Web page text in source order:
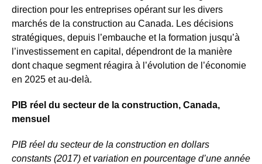
direction pour les entreprises opérant sur les divers
marchés de la construction au Canada. Les décisions
stratégiques, depuis l’embauche et la formation jusqu’à
l’investissement en capital, dépendront de la manière
dont chaque segment réagira à l’évolution de l’économie
en 2025 et au-delà.
PIB réel du secteur de la construction, Canada,
mensuel
PIB réel du secteur de la construction en dollars
constants (2017) et variation en pourcentage d’une année